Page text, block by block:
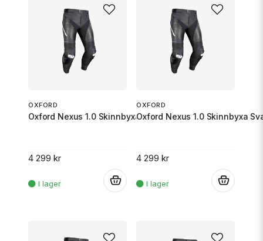
OXFORD
Oxford Nexus 1.0 Skinnbyxa Svart/Vit 3XL/56
4 299 kr
OXFORD
Oxford Nexus 1.0 Skinnbyxa
4 299 kr